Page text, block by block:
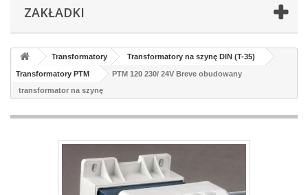
ZAKŁADKI
Transformatory Transformatory na szynę DIN (T-35)
Transformatory PTM
PTM 120 230/ 24V Breve obudowany
transformator na szynę